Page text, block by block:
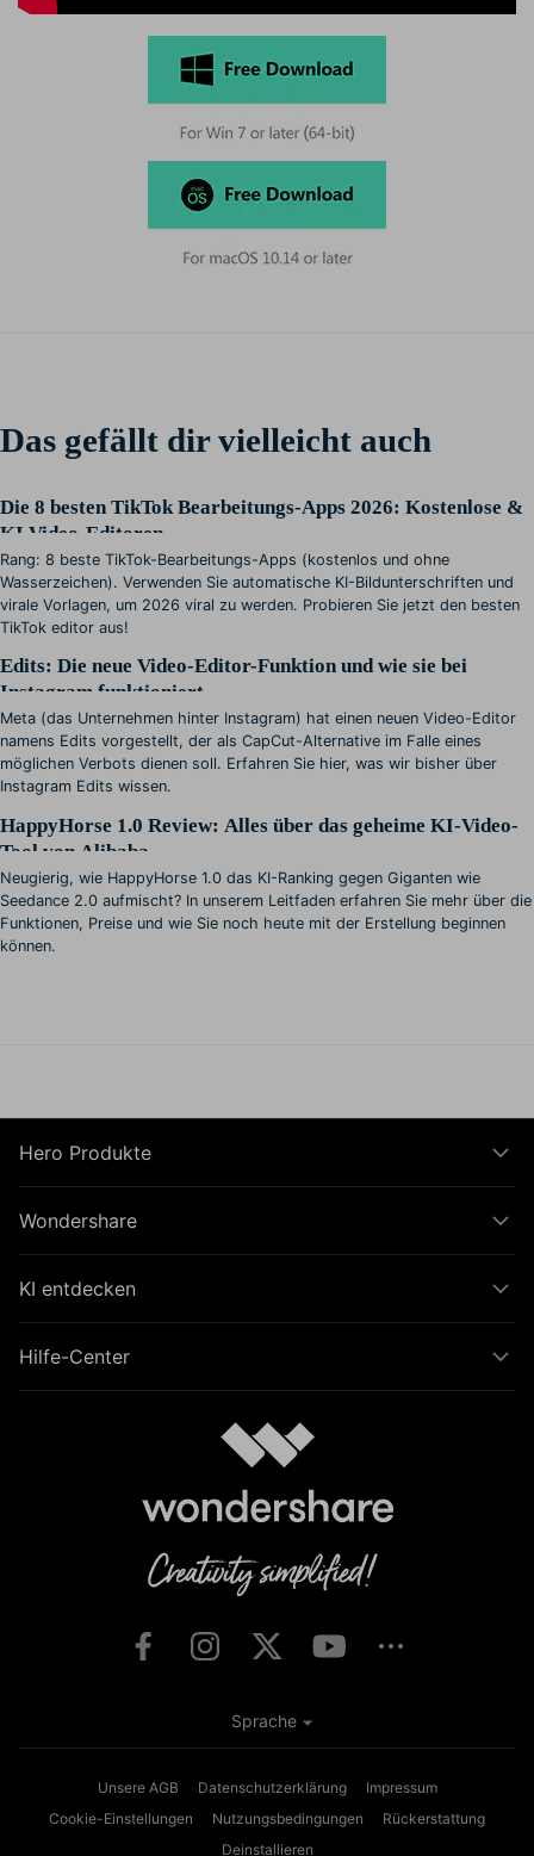
Das gefällt dir vielleicht auch
Die 8 besten TikTok Bearbeitungs-Apps 2026: Kostenlose &
KI Video-Editoren
Rang: 8 beste TikTok-Bearbeitungs-Apps (kostenlos und ohne
Wasserzeichen). Verwenden Sie automatische KI-Bildunterschriften und
virale Vorlagen, um 2026 viral zu werden. Probieren Sie jetzt den besten
TikTok editor aus!
Edits: Die neue Video-Editor-Funktion und wie sie bei
Instagram funktioniert
Meta (das Unternehmen hinter Instagram) hat einen neuen Video-Editor
namens Edits vorgestellt, der als CapCut-Alternative im Falle eines
möglichen Verbots dienen soll. Erfahren Sie hier, was wir bisher über
Instagram Edits wissen.
HappyHorse 1.0 Review: Alles über das geheime KI-Video-
Tool von Alibaba
Neugierig, wie HappyHorse 1.0 das KI-Ranking gegen Giganten wie
Seedance 2.0 aufmischt? In unserem Leitfaden erfahren Sie mehr über die
Funktionen, Preise und wie Sie noch heute mit der Erstellung beginnen
können.
Hero Produkte
Wondershare
KI entdecken
Hilfe-Center
Unsere AGB Datenschutzerklärung
Impressum
Cookie-Einstellungen
Nutzungsbedingungen
Rückerstattung
Deinstallieren
Sprache